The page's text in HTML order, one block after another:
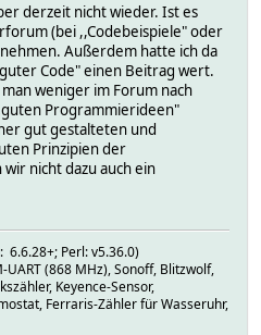
derzeit nicht wieder. Ist es
(bei ,,Codebeispiele" oder
Außerdem hatte ich da
Code" einen Beitrag wert.
weniger im Forum nach
Programmierideen"
gut gestalteten und
Prinzipien der
nicht dazu auch ein
6.6.28+; Perl: v5.36.0)
(868 MHz), Sonoff, Blitzwolf,
Keyence-Sensor,
Ferraris-Zähler für Wasseruhr,